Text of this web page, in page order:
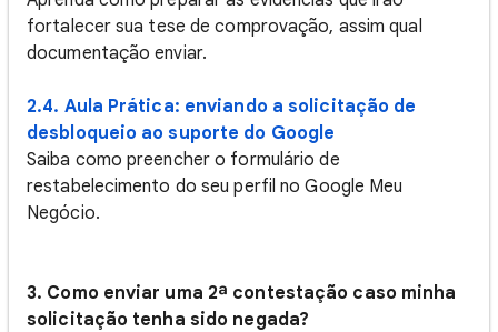
fortalecer sua tese de comprovação, assim qual
documentação enviar.
2.4. Aula Prática: enviando a solicitação de
desbloqueio ao suporte do Google
Saiba como preencher o formulário de
restabelecimento do seu perfil no Google Meu
Negócio.
3. Como enviar uma 2ª contestação caso minha
solicitação tenha sido negada?